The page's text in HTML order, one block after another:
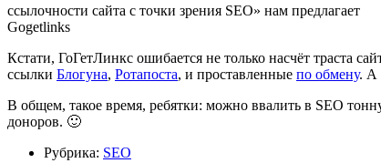
ссылочности сайта с точки зрения SEO» нам предлагает
Gogetlinks
Кстати, ГоГетЛинкс ошибается не только насчёт траста
ссылки Блогуна, Ротапоста, и проставленные по обмену. А
В общем, такое время, ребятки: можно ввалить в SEO
доноров. 🙂
Рубрика: SEO